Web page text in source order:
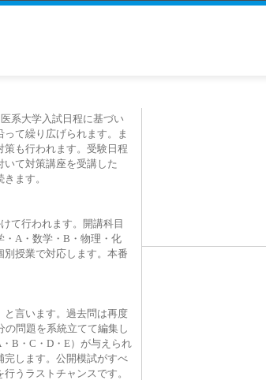
系大学入試日程に基づい
て繰り広げられます。ま
策も行われます。受験日程
て対策講座を受講した
ます。
て行われます。開講科目
・A・数学・B・物理・化
授業で対応します。本番
言います。過去問は再度
の問題を系統立てて編集し
B・C・D・E）が与えられ
完します。公開模試がすべ
うラストチャンスです。